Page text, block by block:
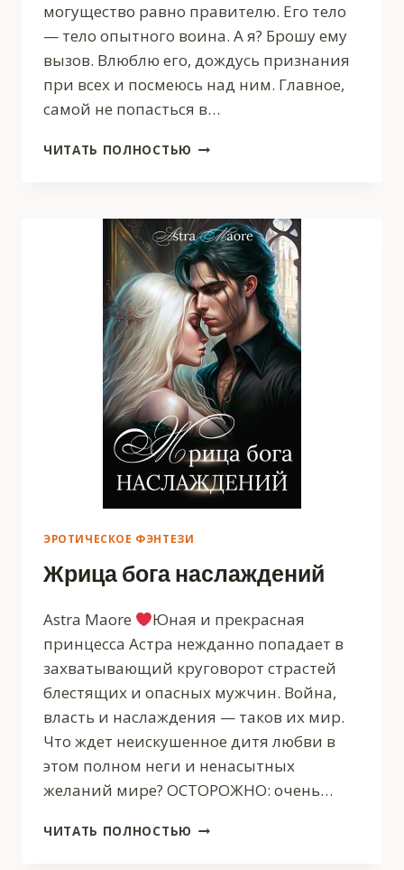
могущество равно правителю. Его тело
— тело опытного воина. А я? Брошу ему
вызов. Влюблю его, дождусь признания
при всех и посмеюсь над ним. Главное,
самой не попасться в…
ЧИТАТЬ ПОЛНОСТЬЮ ПРОКЛЯТИЕ
ЭРОТИЧЕСКОЕ ФЭНТЕЗИ
Жрица бога наслаждений
Astra Maore
Юная и прекрасная
принцесса Астра нежданно попадает в
захватывающий круговорот страстей
блестящих и опасных мужчин. Война,
власть и наслаждения — таков их мир.
Что ждет неискушенное дитя любви в
этом полном неги и ненасытных
желаний мире? ОСТОРОЖНО: очень…
ЧИТАТЬ ПОЛНОСТЬЮ ЖРИЦА